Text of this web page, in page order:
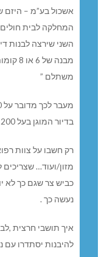
אשכול בע”מ – היזם
המחלקה לבית
השני שירצה לבנות
מבנה
משתלם ”
בדיור המוגן בעל 200 חדרים לפחות .
רק חשבו על צוות
מזון/ועוד… שצריכים
כביש צר שגם כך לא
נעשה כך .
איך תושבי חרצית
להיבנות יסתדרו עם